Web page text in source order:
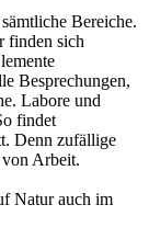
Bereiche.
finden sich
Besprechungen,
Labore und
findet
Denn zufällige
Arbeit.
Natur auch im